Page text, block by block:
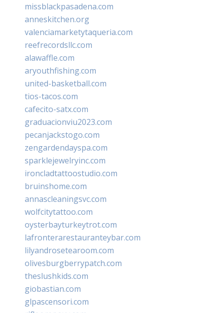
missblackpasadena.com
anneskitchen.org
valenciamarketytaqueria.com
reefrecordsllc.com
alawaffle.com
aryouthfishing.com
united-basketball.com
tios-tacos.com
cafecito-satx.com
graduacionviu2023.com
pecanjackstogo.com
zengardendayspa.com
sparklejewelryinc.com
ironcladtattoostudio.com
bruinshome.com
annascleaningsvc.com
wolfcitytattoo.com
oysterbayturkeytrot.com
lafronterarestauranteybar.com
lilyandrosetearoom.com
olivesburgberrypatch.com
theslushkids.com
giobastian.com
glpascensori.com